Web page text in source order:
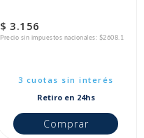
$ 3.156
Precio sin impuestos nacionales: $2608.1
3 cuotas sin interés
Retiro en 24hs
Comprar